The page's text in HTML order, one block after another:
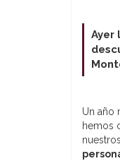
Ayer
Un año
hemos